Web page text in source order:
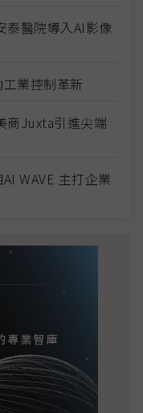
泰醫院導入AI影像
業控制革新
商Juxta引進尖端
WAVE 主打企業